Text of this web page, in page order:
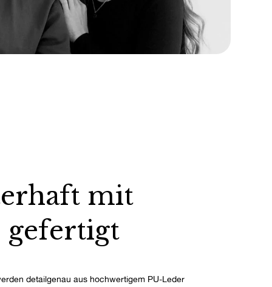
mit
gefertigt
detailgenau aus hochwertigem PU-Leder